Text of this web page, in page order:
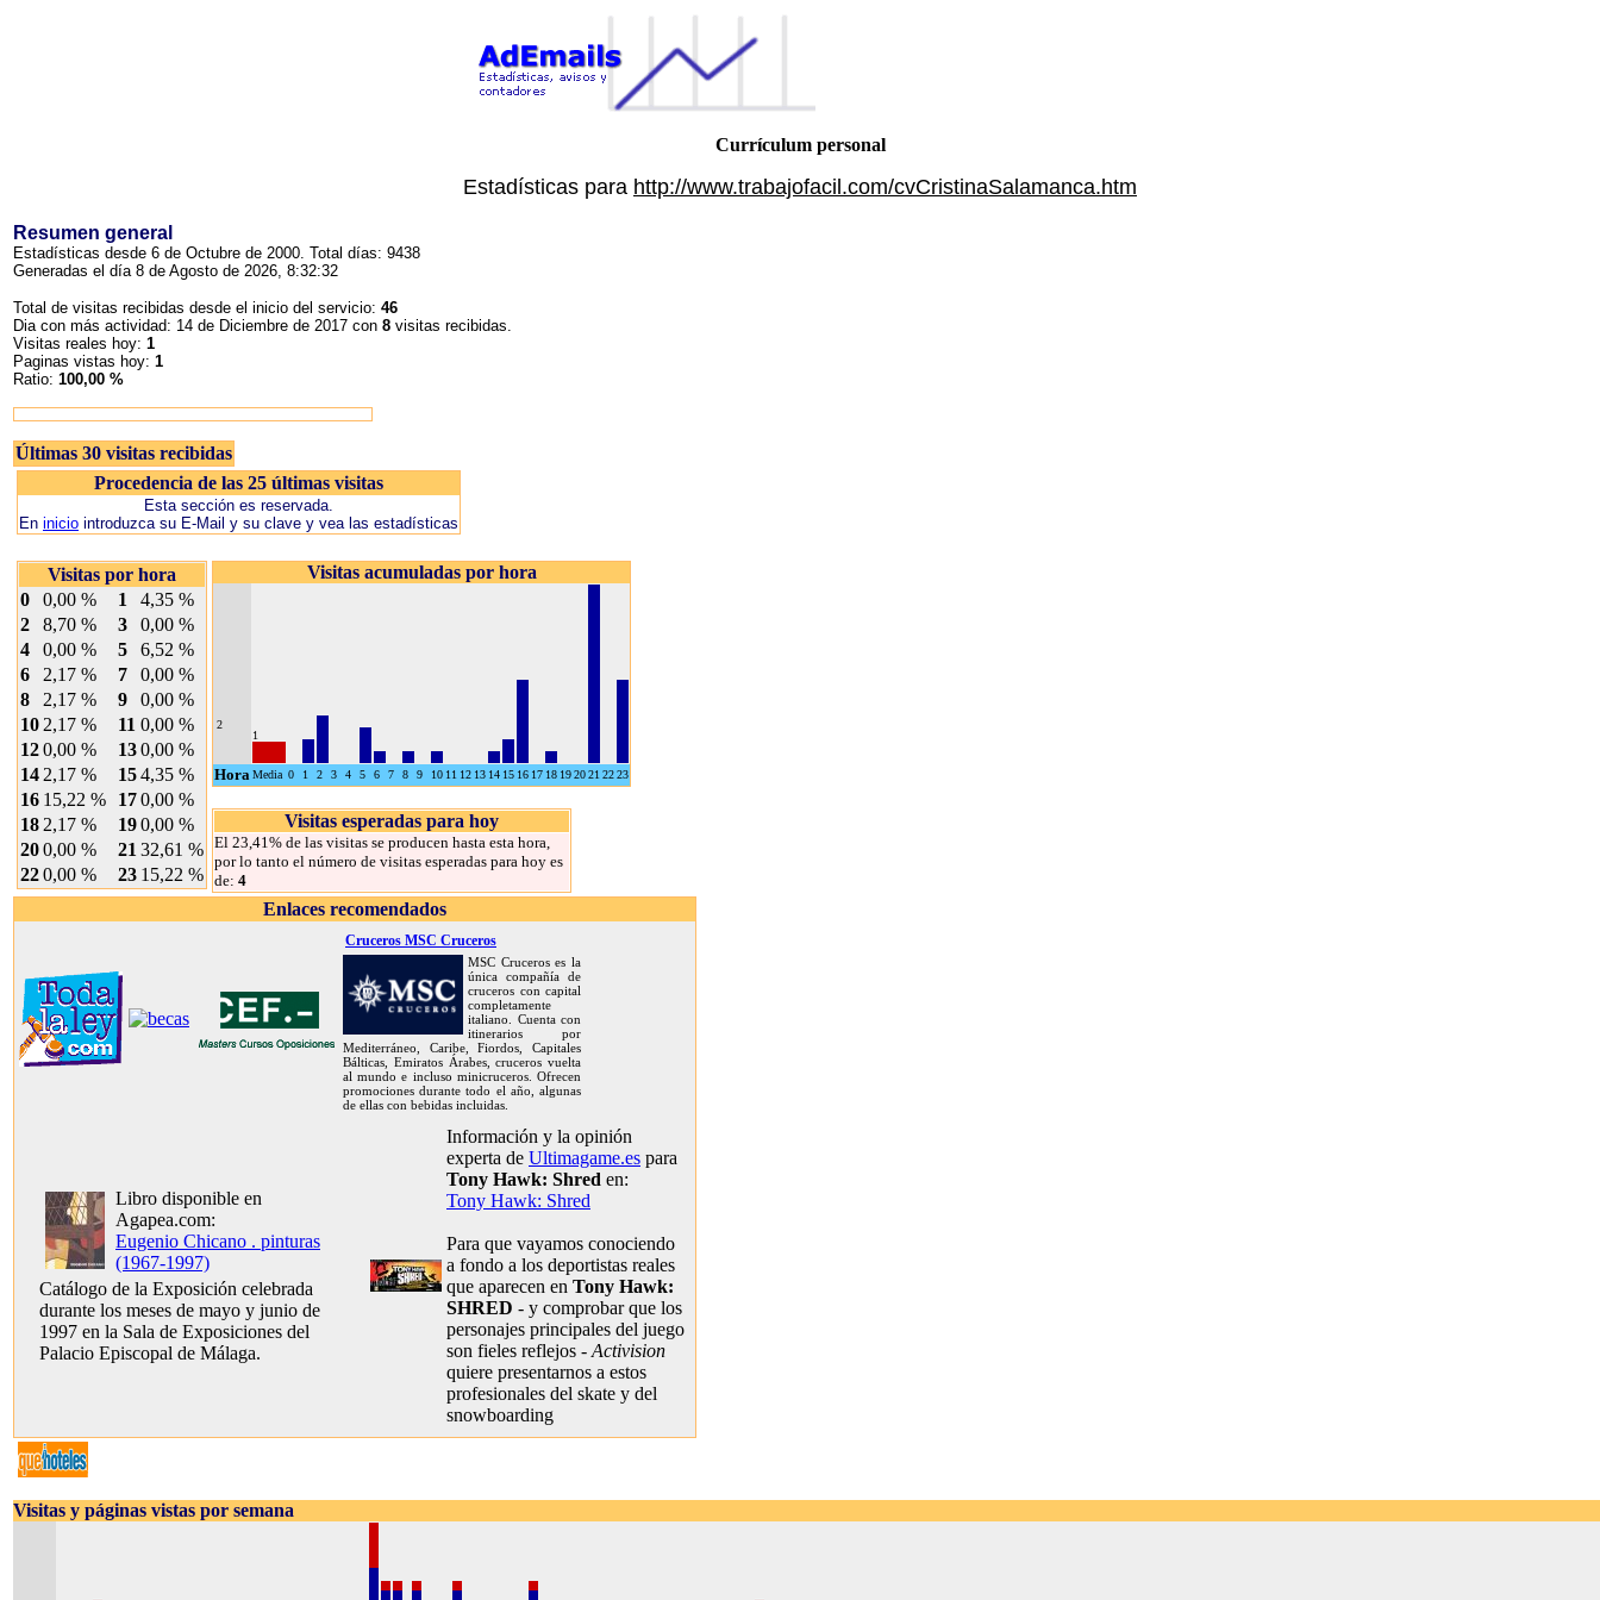
Currículum personal
Estadísticas para http://www.trabajofacil.com/cvCristinaSalamanca.htm
Resumen general
Estadísticas desde 6 de Octubre de 2000. Total días: 9438
Generadas el día 8 de Agosto de 2026, 8:32:32
Total de visitas recibidas desde el inicio del servicio: 46
Dia con más actividad: 14 de Diciembre de 2017 con 8 visitas recibidas.
Visitas reales hoy: 1
Paginas vistas hoy: 1
Ratio: 100,00 %
Últimas 30 visitas recibidas
Procedencia de las 25 últimas visitas
Esta sección es reservada.
En inicio introduzca su E-Mail y su clave y vea las estadísticas
Visitas por hora
0
0,00 % 1
4,35 %
2
8,70 % 3
0,00 %
4
0,00 % 5
6,52 %
6
2,17 % 7
0,00 %
8
2,17 % 9
0,00 %
10 2,17 % 11 0,00 %
120,00 % 130,00 %
14 2,17 % 154,35 %
16 15,22 % 170,00 %
18 2,17 % 190,00 %
200,00 % 21 32,61 %
220,00 % 23 15,22 %
Visitas acumuladas por hora
2
1
HoraMedia 0 1 2 3 4 5 6 7 8 9 10 11 12 13 14 15 16 17 18 192021 2223
Visitas esperadas para hoy
El 23,41% de las visitas se producen hasta esta hora,
por lo tanto el número de visitas esperadas para hoy es
de: 4
Enlaces recomendados
Cruceros MSC Cruceros
MSC Cruceros es la
única compañía de
cruceros con capital
completamente
italiano. Cuenta con
itinerarios por
Mediterráneo, Caribe, Fiordos, Capitales
Bálticas, Emiratos Árabes, cruceros vuelta
al mundo e incluso minicruceros. Ofrecen
promociones durante todo el año, algunas
de ellas con bebidas incluidas.
Libro disponible en
Agapea.com:
Eugenio Chicano . pinturas
(1967-1997)
Catálogo de la Exposición celebrada
durante los meses de mayo y junio de
1997 en la Sala de Exposiciones del
Palacio Episcopal de Málaga.
Información y la opinión
experta de Ultimagame.es para
Tony Hawk: Shred en:
Tony Hawk: Shred
Para que vayamos conociendo
a fondo a los deportistas reales
que aparecen en Tony Hawk:
SHRED - y comprobar que los
personajes principales del juego
son fieles reflejos - Activision
quiere presentarnos a estos
profesionales del skate y del
snowboarding
Visitas y páginas vistas por semana